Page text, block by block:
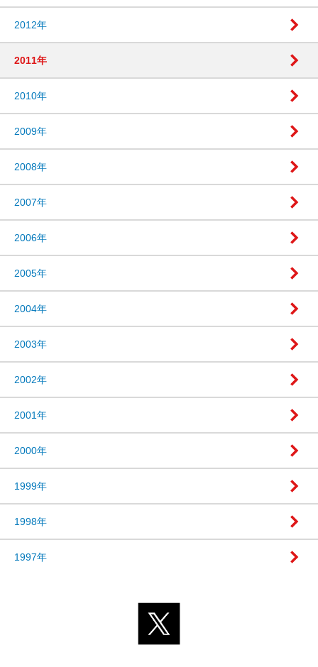
2012年
2011年
2010年
2009年
2008年
2007年
2006年
2005年
2004年
2003年
2002年
2001年
2000年
1999年
1998年
1997年